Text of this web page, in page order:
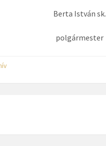
Berta István sk.
polgármester